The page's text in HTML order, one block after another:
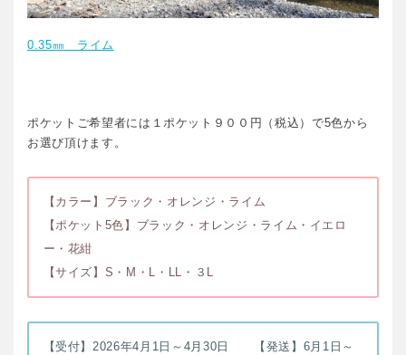
0.35㎜ ライム
ポケットご希望者には１ポケット９００円（税込）で5色から
お選び頂けます。
【カラー】ブラック・オレンジ・ライム
【ポケット5色】ブラック・オレンジ・ライム・イエロ
ー・花紺
【サイズ】S・M・L・LL・３L
【受付】2026年4月1日～4月30日 【発送】6月1日～